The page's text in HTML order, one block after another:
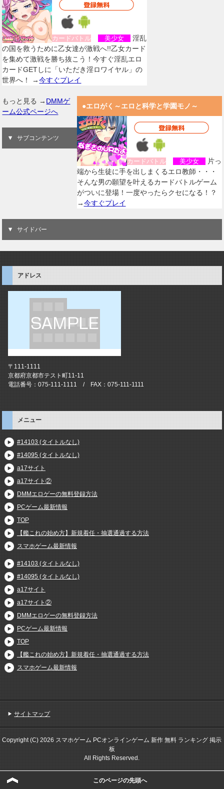
カードバトル 美少女
淫乱
の国を救うために乙女達が激戦へ!!乙女カード
を集めて激戦を勝ち抜こう！今すぐ淫乱エロ
カードGETしに「いただき淫ロワイヤル」の
世界へ！ →今すぐプレイ
●エロがく～エロと科学と学園モノ～
カードバトル 美少女
片っ
端から生徒に手を出しまくるエロ教師・・・
そんな男の願望を叶えるカードバトルゲーム
がついに登場！一度やったらクセになる！？
→今すぐプレイ
もっと見る → DMMゲ
ーム公式ページへ
サブコンテンツ
サイドバー
アドレス
〒111-1111
京都府京都市テスト町11-11
電話番号：075-111-1111 / FAX：075-111-1111
メニュー
#14103 (タイトルなし)
#14095 (タイトルなし)
a17サイト
a17サイト②
DMMエロゲーの無料登録方法
PCゲーム最新情報
TOP
【艦これの始め方】新規着任・抽選通過する方法
スマホゲーム最新情報
#14103 (タイトルなし)
#14095 (タイトルなし)
a17サイト
a17サイト②
DMMエロゲーの無料登録方法
PCゲーム最新情報
TOP
【艦これの始め方】新規着任・抽選通過する方法
スマホゲーム最新情報
サイトマップ
Copyright (C) 2026 スマホゲーム PCオンラインゲーム 新作 無料 ランキング 掲示
板
All Rights Reserved.
このページの先頭へ